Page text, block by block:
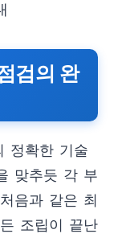
검의 완
정확한 기술
맞추듯 각 부
음과 같은 최
조립이 끝난